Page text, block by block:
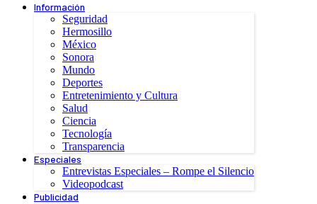
Información
Seguridad
Hermosillo
México
Sonora
Mundo
Deportes
Entretenimiento y Cultura
Salud
Ciencia
Tecnología
Transparencia
Especiales
Entrevistas Especiales – Rompe el Silencio
Videopodcast
Publicidad